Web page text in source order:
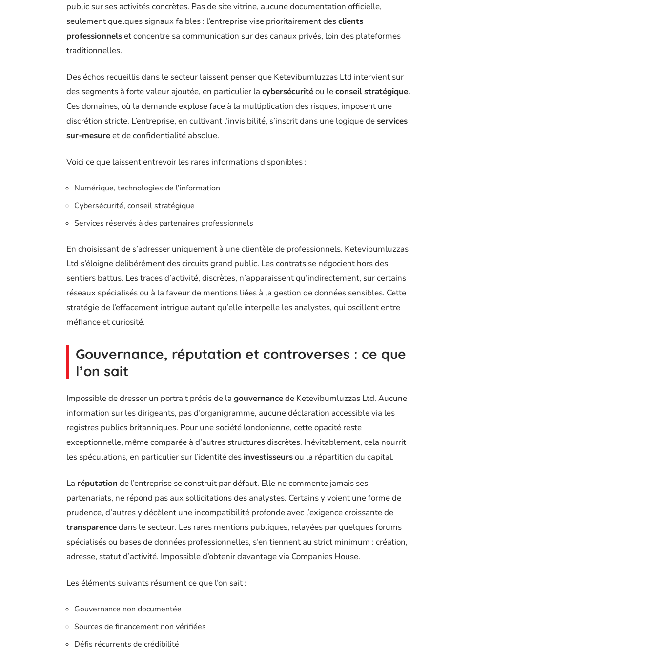
public sur ses activités concrètes. Pas de site vitrine, aucune documentation officielle,
seulement quelques signaux faibles : l’entreprise vise prioritairement desclients
professionnelset concentre sa communication sur des canaux privés, loin des plateformes
traditionnelles.
Des échos recueillis dans le secteur laissent penser que Ketevibumluzzas Ltd intervient sur
des segments à forte valeur ajoutée, en particulier la cybersécuritéou leconseil stratégique.
Ces domaines, où la demande explose face à la multiplication des risques, imposent une
discrétion stricte. L’entreprise, en cultivant l’invisibilité, s’inscrit dans une logique deservices
sur-mesureet de confidentialité absolue.
Voici ce que laissent entrevoir les rares informations disponibles :
Numérique, technologies de l’information
Cybersécurité, conseil stratégique
Services réservés à des partenaires professionnels
En choisissant de s’adresser uniquement à une clientèle de professionnels, Ketevibumluzzas
Ltd s’éloigne délibérément des circuits grand public. Les contrats se négocient hors des
sentiers battus. Les traces d’activité, discrètes, n’apparaissent qu’indirectement, sur certains
réseaux spécialisés ou à la faveur de mentions liées à la gestion de données sensibles. Cette
stratégie de l’effacement intrigue autant qu’elle interpelle les analystes, qui oscillent entre
méfiance et curiosité.
Gouvernance, réputation et controverses : ce que
l’on sait
Impossible de dresser un portrait précis de la gouvernancede Ketevibumluzzas Ltd. Aucune
information sur les dirigeants, pas d’organigramme, aucune déclaration accessible via les
registres publics britanniques. Pour une société londonienne, cette opacité reste
exceptionnelle, même comparée à d’autres structures discrètes. Inévitablement, cela nourrit
les spéculations, en particulier sur l’identité des investisseursou la répartition du capital.
La réputation de l’entreprise se construit par défaut. Elle ne commente jamais ses
partenariats, ne répond pas aux sollicitations des analystes. Certains y voient une forme de
prudence, d’autres y décèlent une incompatibilité profonde avec l’exigence croissante de
transparencedans le secteur. Les rares mentions publiques, relayées par quelques forums
spécialisés ou bases de données professionnelles, s’en tiennent au strict minimum : création,
adresse, statut d’activité. Impossible d’obtenir davantage via Companies House.
Les éléments suivants résument ce que l’on sait :
Gouvernance non documentée
Sources de financement non vérifiées
Défis récurrents de crédibilité